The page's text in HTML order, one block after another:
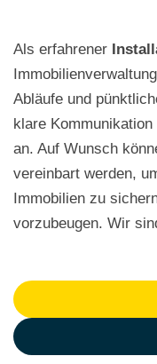
Als erfahrener
Abläufe und
klare
an. Auf Wunsch
vereinbart werden,
Immobilien zu
vorzubeugen. Wir